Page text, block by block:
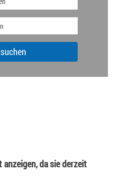
da sie derzeit